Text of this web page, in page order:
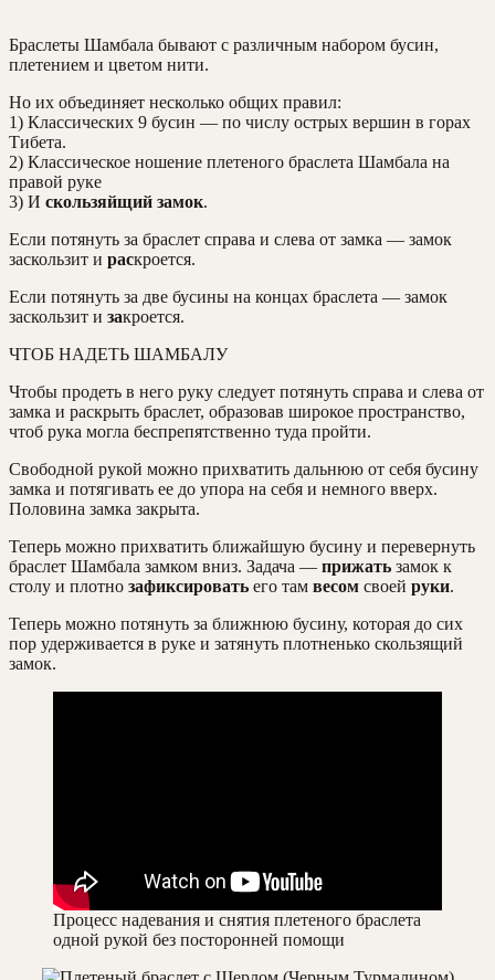
Браслеты Шамбала бывают с различным набором бусин,
плетением и цветом нити.
Но их объединяет несколько общих правил:
1) Классических 9 бусин — по числу острых вершин в горах
Тибета.
2) Классическое ношение плетеного браслета Шамбала на
правой руке
3) И скользяйщий замок.
Если потянуть за браслет справа и слева от замка — замок
заскользит и раскроется.
Если потянуть за две бусины на концах браслета — замок
заскользит и закроется.
ЧТОБ НАДЕТЬ ШАМБАЛУ
Чтобы продеть в него руку следует потянуть справа и слева от
замка и раскрыть браслет, образовав широкое пространство,
чтоб рука могла беспрепятственно туда пройти.
Свободной рукой можно прихватить дальнюю от себя бусину
замка и потягивать ее до упора на себя и немного вверх.
Половина замка закрыта.
Теперь можно прихватить ближайшую бусину и перевернуть
браслет Шамбала замком вниз. Задача — прижать замок к
столу и плотно зафиксировать его там весом своей руки.
Теперь можно потянуть за ближнюю бусину, которая до сих
пор удерживается в руке и затянуть плотненько скользящий
замок.
Процесс надевания и снятия плетеного браслета
одной рукой без посторонней помощи